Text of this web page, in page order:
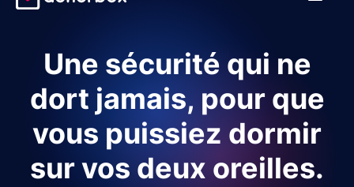
Une sécurité qui ne
dort jamais, pour que
vous puissiez dormir
sur vos deux oreilles.